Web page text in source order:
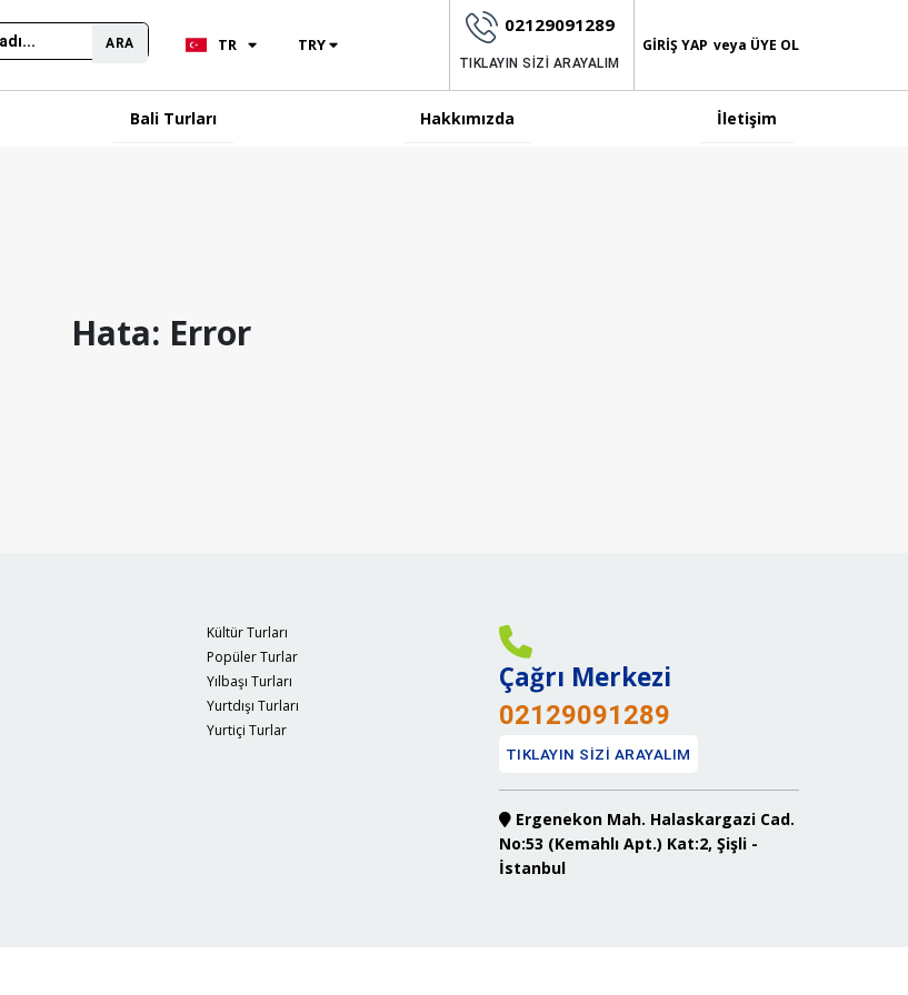
ARA TR TRY GIRIŞ YAP ÜYE OL
02129091289
TIKLAYIN SİZİ ARAYALIM
Bali Turları Hakkımızda İletişim
Hata: Error
Kültür Turları
Popüler Turlar
Yılbaşı Turları
Yurtdışı Turları
Yurtiçi Turlar
Çağrı Merkezi
02129091289
TIKLAYIN SİZİ ARAYALIM
Ergenekon Mah. Halaskargazi Cad.
No:53 (Kemahlı Apt.) Kat:2, Şişli -
İstanbul